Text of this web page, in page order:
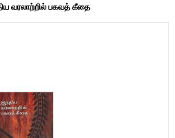
வரலாற்றில் பகவத் கீதை